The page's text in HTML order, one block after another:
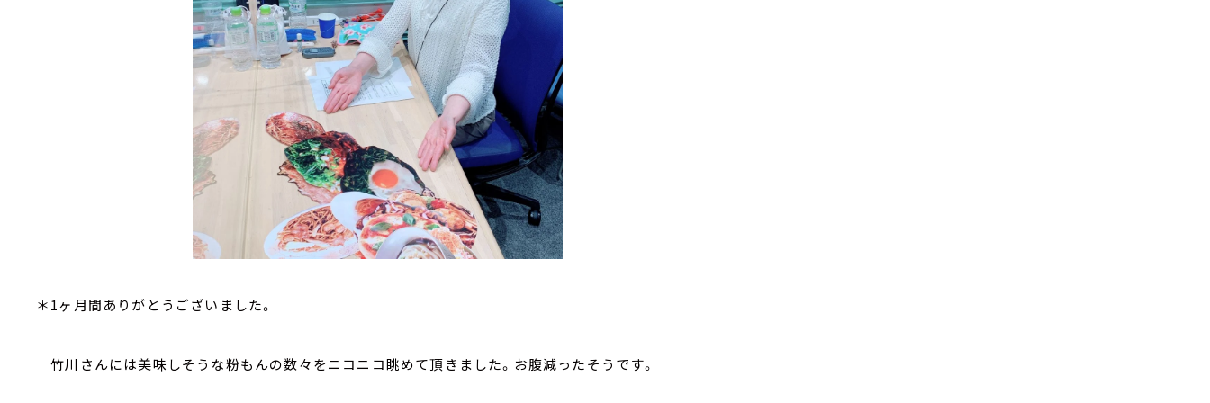
＊1ヶ月間ありがとうございました。
竹川さんには美味しそうな粉もんの数々をニコニコ眺めて頂きました。お腹減ったそうです。